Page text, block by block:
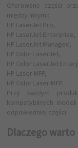
Oferowane części
między innymi:
HP LaserJet Pro,
HP LaserJet Enterprise,
HP LaserJet Managed,
HP Color LaserJet,
HP Color LaserJet
HP Laser MFP,
HP Color Laser MFP.
Przy każdym
kompatybilnych
odpowiedniej części.
Dlaczego